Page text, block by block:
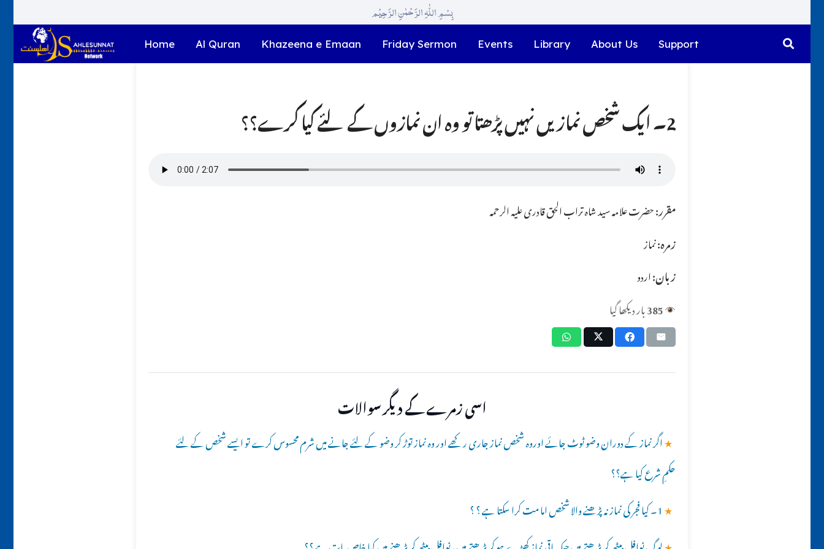
بِسْمِ اللّٰہِ الرَّحْمٰنِ الرَّحِیْم
Home Al Quran Khazeena e Emaan Friday Sermon Events Library About Us Support
2۔ ایک شخص نمازیں نہیں پڑھتا تو وہ ان نمازوں کے لئے کیا کرے؟؟
مقرر:حضرت علامہ سید شاہ تراب الحق قادری علیہ الرحمہ
زمرہ:نماز
زبان:اردو
385بار دیکھا گیا
اسی زمرے کے دیگر سوالات
★اگر نماز کے دوران وضو ٹوٹ جائے اوروہ شخص نماز جاری رکھے اور وہ نماز توڑ کر وضو کے لئے جانے میں شرم محسوس کرے تو ایسے شخص کے لئے
حکمِ شرع کیا ہے؟؟
★1۔ کیا فجر کی نماز نہ پڑھنے والا شخص اما مت کرا سکتا ہے ؟ ؟